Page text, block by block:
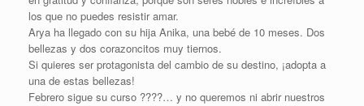
los que no puedes resistir amar.
Arya ha llegado con su hija Anika, una bebé de 10 meses. Dos
bellezas y dos corazoncitos muy tiernos.
Si quieres ser protagonista del cambio de su destino, ¡adopta a
una de estas bellezas!
Febrero sigue su curso ????… y no queremos ni abrir nuestros